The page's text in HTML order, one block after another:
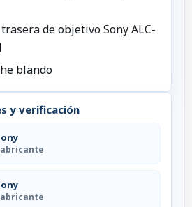
de objetivo Sony ALC-
blando
y verificación